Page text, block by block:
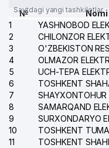
Saytdagi yangi tashkilotlar
№
Nomi
1
2
3
4
5
6
7
8
9
10
11